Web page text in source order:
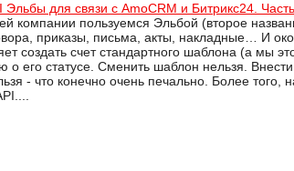
для связи с AmoCRM и Битрикс24.
компании пользуемся Эльбой (второе
приказы, письма, акты, накладные… И
создать счет стандартного шаблона (а мы
его статусе. Сменить шаблон нельзя.
- что конечно очень печально. Более того,